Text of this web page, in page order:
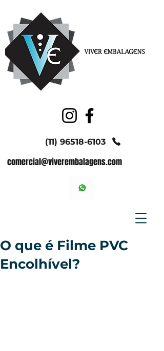
(11) 96518-6103
comercial@viverembalagens.com
O que é Filme PVC
Encolhível?